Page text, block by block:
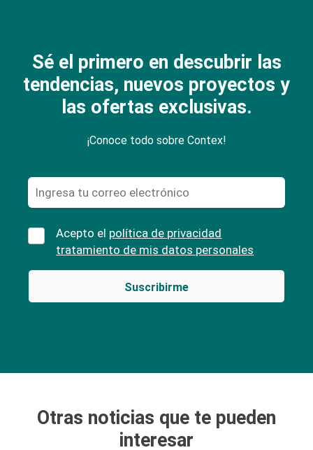
Sé el primero en descubrir las
tendencias, nuevos proyectos y
las ofertas exclusivas.
¡Conoce todo sobre Contex!
Acepto el política de privacidad
tratamiento de mis datos personales
Otras noticias que te pueden
interesar